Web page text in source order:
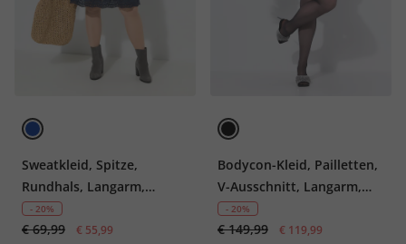
Sweatkleid, Spitze,
Rundhals, Langarm,
Biobaumwolle
- 20%
€ 69,99 € 55,99
Bodycon-Kleid, Pailletten,
V-Ausschnitt, Langarm,
Federn
- 20%
€ 149,99 € 119,99